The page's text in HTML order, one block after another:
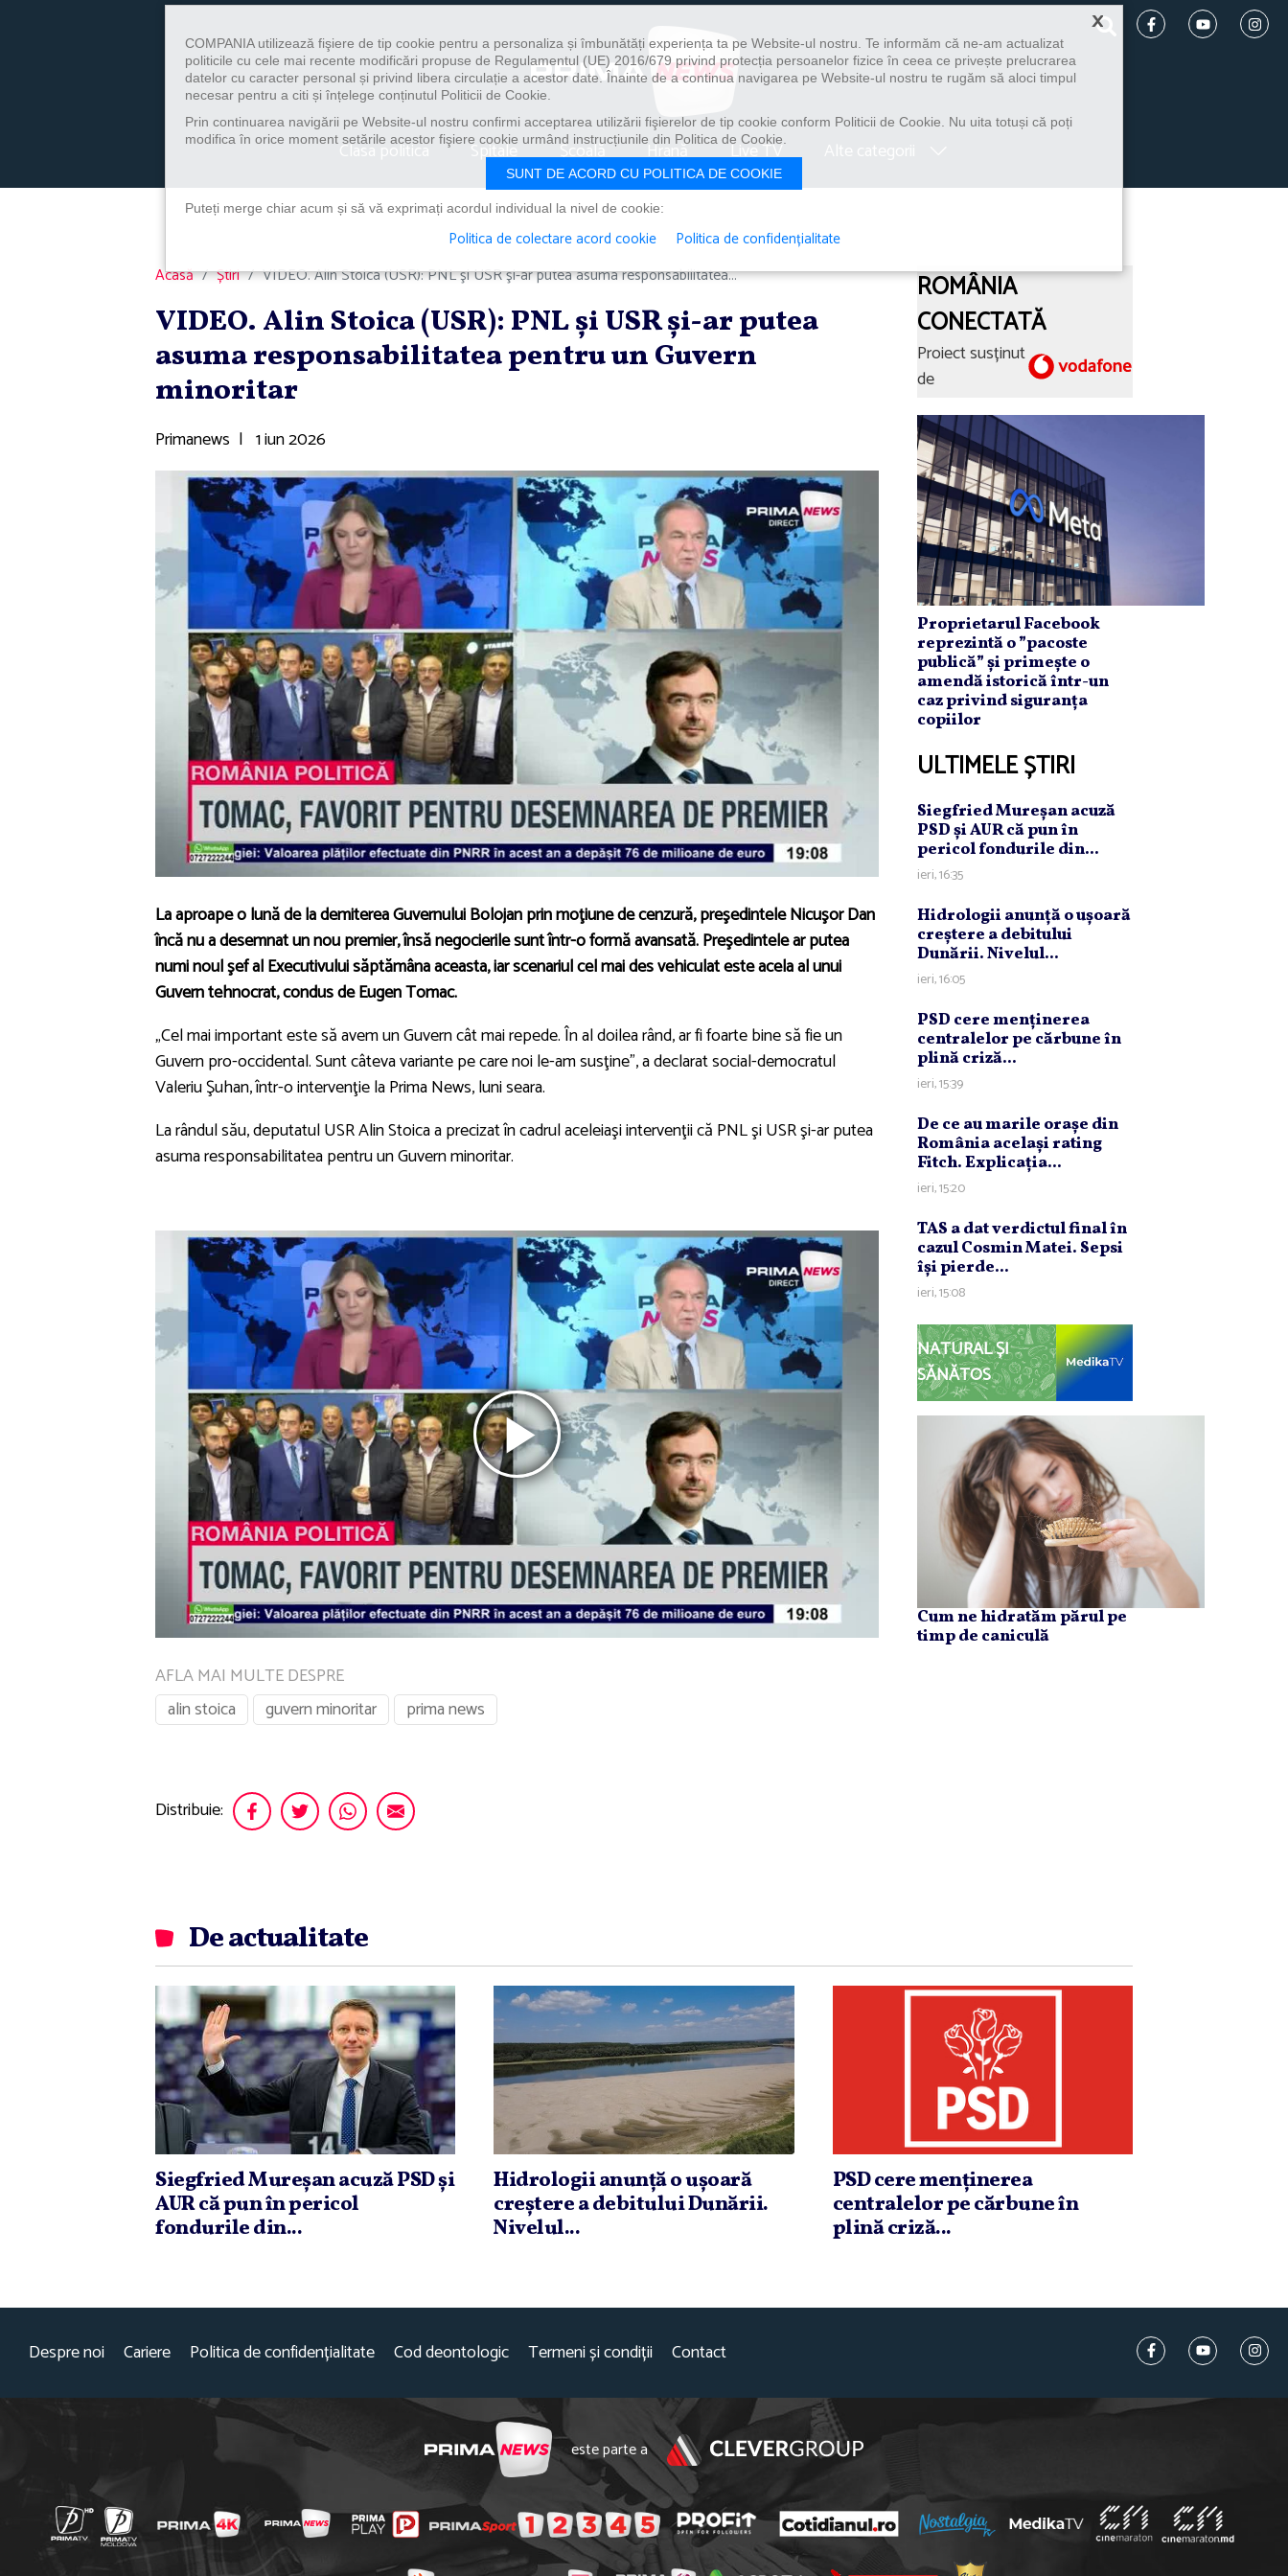
Clasa politica Spitale Școală Hrană Live TV
Acasă Știri VIDEO. Alin Stoica (USR): PNL şi USR şi-ar putea asuma responsabilitatea...
VIDEO. Alin Stoica (USR): PNL şi USR şi-ar putea
asuma responsabilitatea pentru un Guvern
minoritar
Primanews | 1 iun 2026
La aproape o lună de la demiterea Guvernului Bolojan prin moţiune de cenzură, preşedintele Nicuşor Dan
încă nu a desemnat un nou premier, însă negocierile sunt într-o formă avansată. Preşedintele ar putea
numi noul şef al Executivului săptămâna aceasta, iar scenariul cel mai des vehiculat este acela al unui
Guvern tehnocrat, condus de Eugen Tomac.
„Cel mai important este să avem un Guvern cât mai repede. În al doilea rând, ar fi foarte bine să fie un
Guvern pro-occidental. Sunt câteva variante pe care noi le-am susţine”, a declarat social-democratul
Valeriu Şuhan, într-o intervenţie la Prima News, luni seara.
La rândul său, deputatul USR Alin Stoica a precizat în cadrul aceleiaşi intervenţii că PNL şi USR şi-ar putea
asuma responsabilitatea pentru un Guvern minoritar.
AFLA MAI MULTE DESPRE
alin stoica
guvern minoritar prima news
Distribuie:
ROMÂNIA
CONECTATĂ
Proiect susținut
de
Proprietarul Facebook
reprezintă o ”pacoste
publică” și primește o
amendă istorică într-un
caz privind siguranța
copiilor
ULTIMELE ȘTIRI
Siegfried Mureşan acuză
PSD şi AUR că pun în
pericol fondurile din...
ieri, 16:35
Hidrologii anunţă o uşoară
creştere a debitului
Dunării. Nivelul...
ieri, 16:05
PSD cere menţinerea
centralelor pe cărbune în
plină criză...
ieri, 15:39
De ce au marile oraşe din
România acelaşi rating
Fitch. Explicaţia...
ieri, 15:20
TAS a dat verdictul final în
cazul Cosmin Matei. Sepsi
îşi pierde...
ieri, 15:08
NATURAL ȘI
SĂNĂTOS
Cum ne hidratăm părul pe
timp de caniculă
De actualitate
Siegfried Mureşan acuză PSD şi
AUR că pun în pericol
fondurile din...
Hidrologii anunţă o uşoară
creştere a debitului Dunării.
Nivelul...
PSD cere menţinerea
centralelor pe cărbune în
plină criză...
Despre noi Cariere Politica de confidențialitate Cod deontologic Termeni și condiții Contact
este parte a
×
COMPANIA utilizează fişiere de tip cookie pentru a personaliza și îmbunătăți experiența ta pe Website-ul nostru. Te informăm că ne-am actualizat
politicile cu cele mai recente modificări propuse de Regulamentul (UE) 2016/679 privind protecția persoanelor fizice în ceea ce privește prelucrarea
datelor cu caracter personal și privind libera circulație a acestor date. Înainte de a continua navigarea pe Website-ul nostru te rugăm să aloci timpul
necesar pentru a citi și înțelege conținutul Politicii de Cookie.
Prin continuarea navigării pe Website-ul nostru confirmi acceptarea utilizării fişierelor de tip cookie conform Politicii de Cookie. Nu uita totuși că poți
modifica în orice moment setările acestor fişiere cookie urmând instrucțiunile din Politica de Cookie.
SUNT DE ACORD CU POLITICA DE COOKIE
Puteți merge chiar acum și să vă exprimați acordul individual la nivel de cookie:
Politica de colectare acord cookie Politica de confidențialitate